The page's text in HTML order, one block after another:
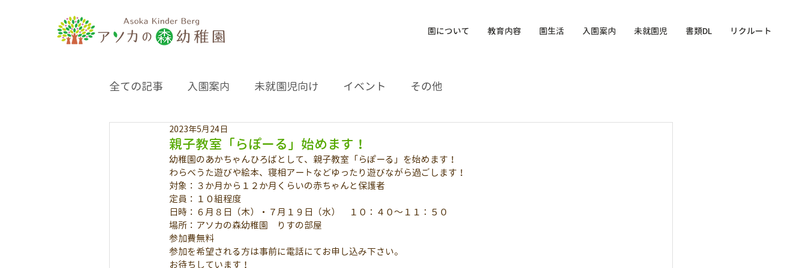
園について 教育内容 園生活 入園案内 未就園児 書類DL リクルート
全ての記事 入園案内 未就園児向け イベント その他
親子教室「らぽーる」始めます！
2023年5月24日
幼稚園のあかちゃんひろばとして、親子教室「らぽーる」を始めます！
わらべうた遊びや絵本、寝相アートなどゆったり遊びながら過ごします！
対象：３か月から１２か月くらいの赤ちゃんと保護者
定員：１０組程度
日時：６月８日（木）・７月１９日（水）　１０：４０～１１：５０
場所：アソカの森幼稚園　りすの部屋
参加費無料
参加を希望される方は事前に電話にてお申し込み下さい。
お待ちしています！